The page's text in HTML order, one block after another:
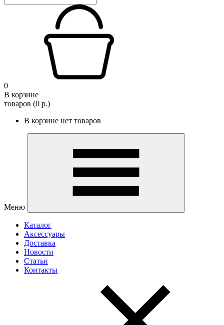
0
В корзине
товаров (0 р.)
В корзине нет товаров
Меню
Каталог
Аксессуары
Доставка
Новости
Статьи
Контакты